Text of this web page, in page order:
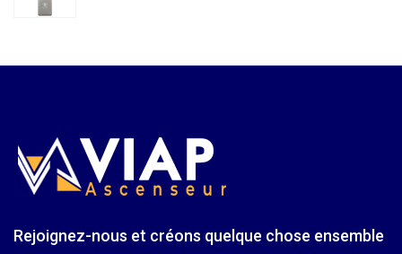
Rejoignez-nous et créons quelque chose ensemble